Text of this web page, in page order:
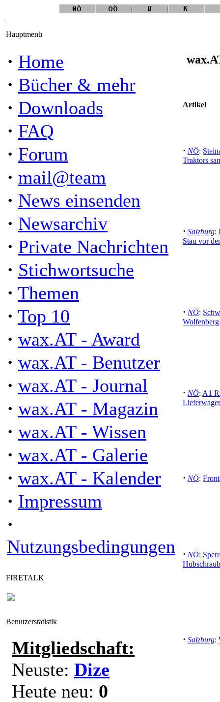
Hauptmenü
· Home
· Bücher & mehr
· Downloads
· FAQ
· Forum
· mail@team
· News einsenden
· Newsarchiv
· Private Nachrichten
· Stichwortsuche
· Themen
· Top 10
· wax.AT - Award
· wax.AT - Benutzer
· wax.AT - Journal
· wax.AT - Magazin
· wax.AT - Wissen
· wax.AT - Galerie
· wax.AT - Kalender
· Impressum
·
Nutzungsbedingungen
FIRETALK
Benutzerstatistik
Mitgliedschaft:
Neuste: Dize
Heute neu: 0
Artikel
· NÖ:
Traktors
· Salzburg:
Stau vor
· NÖ:
· NÖ: A1
· NÖ:
· NÖ:
· Salzburg: